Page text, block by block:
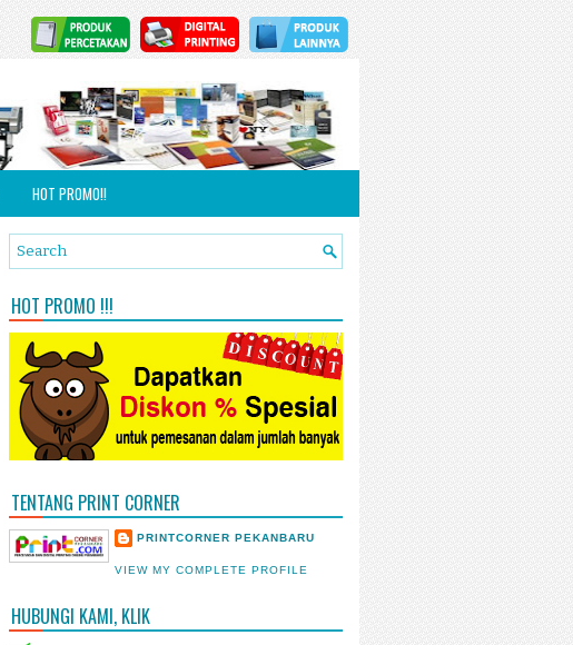
HOT PROMO!!
HOT PROMO !!!
TENTANG PRINT CORNER
PRINTCORNER PEKANBARU
VIEW MY COMPLETE PROFILE
HUBUNGI KAMI, KLIK